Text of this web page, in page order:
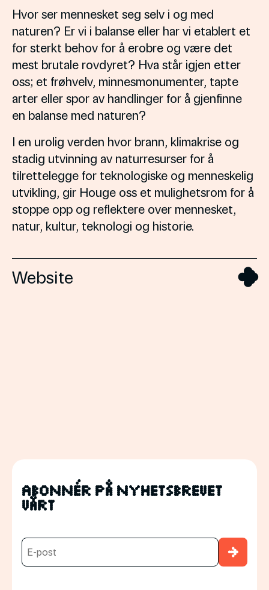
Hvor ser mennesket seg selv i og med
naturen? Er vi i balanse eller har vi etablert et
for sterkt behov for å erobre og være det
mest brutale rovdyret? Hva står igjen etter
oss; et frøhvelv, minnesmonumenter, tapte
arter eller spor av handlinger for å gjenfinne
en balanse med naturen?
I en urolig verden hvor brann, klimakrise og
stadig utvinning av naturresurser for å
tilrettelegge for teknologiske og menneskelig
utvikling, gir Houge oss et mulighetsrom for å
stoppe opp og reflektere over mennesket,
natur, kultur, teknologi og historie.
Website
Abonnér på nyhetsbrevet
vårt
→